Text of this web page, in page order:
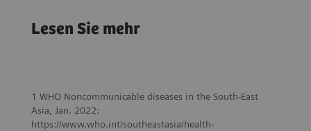
Lesen Sie mehr
digitalen
1 WHO Noncommunicable diseases in the South-East
Asia, Jan. 2022:
https://www.who.int/southeastasia/health-